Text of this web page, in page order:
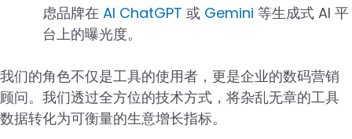
虑品牌在 AI ChatGPT 或 Gemini 等生成式 AI 平
台上的曝光度。
我们的角色不仅是工具的使用者，更是企业的数码营销
顾问。我们透过全方位的技术方式，将杂乱无章的工具
数据转化为可衡量的生意增长指标。